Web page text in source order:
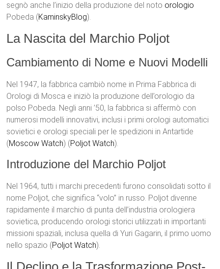
segnò anche l’inizio della produzione del noto orologio
Pobeda​ (KaminskyBlog)​.
La Nascita del Marchio Poljot
Cambiamento di Nome e Nuovi Modelli
Nel 1947, la fabbrica cambiò nome in Prima Fabbrica di
Orologi di Mosca e iniziò la produzione dell’orologio da
polso Pobeda. Negli anni ’50, la fabbrica si affermò con
numerosi modelli innovativi, inclusi i primi orologi automatici
sovietici e orologi speciali per le spedizioni in Antartide​
(Moscow Watch)​​ (Poljot Watch)​.
Introduzione del Marchio Poljot
Nel 1964, tutti i marchi precedenti furono consolidati sotto il
nome Poljot, che significa “volo” in russo. Poljot divenne
rapidamente il marchio di punta dell’industria orologiera
sovietica, producendo orologi storici utilizzati in importanti
missioni spaziali, inclusa quella di Yuri Gagarin, il primo uomo
nello spazio​ (Poljot Watch)​.